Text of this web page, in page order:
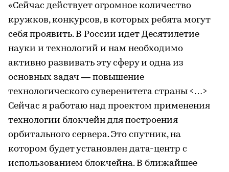
«Сейчас действует огромное количество
кружков, конкурсов, в которых ребята могут
себя проявить. В России идет Десятилетие
науки и технологий и нам необходимо
активно развивать эту сферу и одна из
основных задач — повышение
технологического суверенитета страны <…>
Сейчас я работаю над проектом применения
технологии блокчейн для построения
орбитального сервера. Это спутник, на
котором будет установлен дата-центр с
использованием блокчейна. В ближайшее